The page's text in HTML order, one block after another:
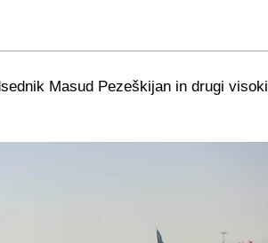
Masud Pezeškijan in drugi visoki